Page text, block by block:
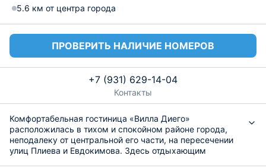
5.6 км от центра города
ПРОВЕРИТЬ НАЛИЧИЕ НОМЕРОВ
+7 (931) 629-14-04
Контакты
Комфортабельная гостиница «Вилла Диего»
расположилась в тихом и спокойном районе города,
неподалеку от центральной его части, на пересечении
улиц Плиева и Евдокимова. Здесь отдыхающим